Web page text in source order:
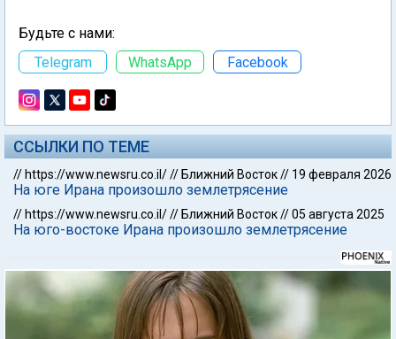
Будьте с нами:
Telegram
WhatsApp Facebook
ССЫЛКИ ПО ТЕМЕ
// https://www.newsru.co.il/// Ближний Восток// 19 февраля 2026
На юге Ирана произошло землетрясение
// https://www.newsru.co.il/// Ближний Восток//05 августа 2025
На юго-востоке Ирана произошло землетрясение